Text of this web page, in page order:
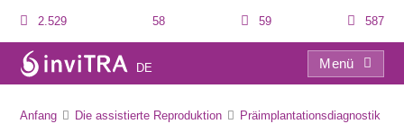
2.529 58 59 587
DE
Menü
Anfang Die assistierte Reproduktion
Präimplantationsdiagnostik